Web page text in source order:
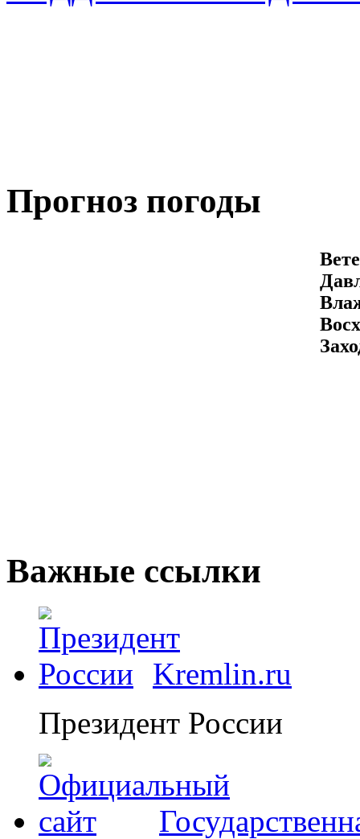
Прогноз погоды
Важные ссылки
Kremlin.ru
Президент России